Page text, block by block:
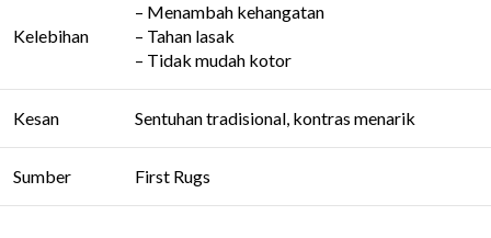
Kelebihan
– Menambah kehangatan
– Tahan lasak
– Tidak mudah kotor
Kesan Sentuhan tradisional, kontras menarik
Sumber First Rugs